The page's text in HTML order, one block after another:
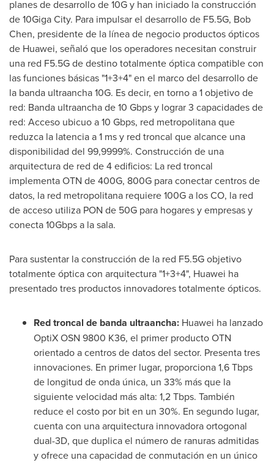
planes de desarrollo de 10G y han iniciado la construcción
de 10Giga City. Para impulsar el desarrollo de F5.5G, Bob
Chen, presidente de la línea de negocio productos ópticos
de Huawei, señaló que los operadores necesitan construir
una red F5.5G de destino totalmente óptica compatible con
las funciones básicas "1+3+4" en el marco del desarrollo de
la banda ultraancha 10G. Es decir, en torno a 1 objetivo de
red: Banda ultraancha de 10 Gbps y lograr 3 capacidades de
red: Acceso ubicuo a 10 Gbps, red metropolitana que
reduzca la latencia a 1 ms y red troncal que alcance una
disponibilidad del 99,9999%. Construcción de una
arquitectura de red de 4 edificios: La red troncal
implementaOTN de400G, 800G para conectar centros de
datos, la red metropolitana requiere 100G a los CO, la red
de acceso utiliza PON de 50G para hogares y empresas y
conecta 10Gbps a la sala.
Para sustentar la construcción de la red F5.5G objetivo
totalmente óptica con arquitectura "1+3+4", Huawei ha
presentado tres productos innovadores totalmente ópticos.
Red troncal de banda ultraancha: Huawei ha lanzado
OptiX OSN 9800 K36, el primer producto OTN
orientado a centros de datos del sector. Presenta tres
innovaciones. En primer lugar, proporciona 1,6 Tbps
de longitud de onda única, un 33% más que la
siguiente velocidad más alta: 1,2 Tbps. También
reduce el costo por bit en un 30%. En segundo lugar,
cuenta con una arquitectura innovadora ortogonal
dual-3D, que duplica el número de ranuras admitidas
y ofrece una capacidad de conmutación en un único